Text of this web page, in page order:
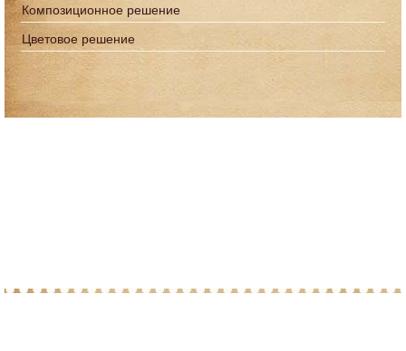
Композиционное решение
Цветовое решение